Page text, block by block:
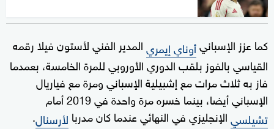
كما عزز الإسبانيأوناي إيمريالمدير الفني لأستون فيلا رقمه
القياسي بالفوز بلقب الدوري الأوروبي للمرة الخامسة، بعمدما
فاز به ثلاث مرات مع إشبيلية الإسباني ومرة مع فياريال
الإسباني أيضا، بينما خسره مرة واحدة في 2019 أمام
تشيلسيالإنجليزي في النهائي عندما كان مدربا لأرسنال.